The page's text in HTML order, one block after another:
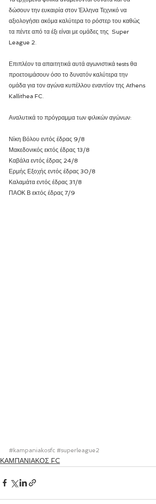
δώσουν την ευκαιρία στον Έλληνα Τεχνικό να
αξιολογήσει ακόμα καλύτερα το ρόστερ του καθώς
τα πέντε από τα έξι είναι με ομάδες της  Super
League 2.
Επιπλέον τα απαιτητικά αυτά αγωνιστικά tests θα
προετοιμάσουν όσο το δυνατόν καλύτερα την
ομάδα για τον αγώνα κυπέλλου εναντίον της Athens
Kallithea FC.
Αναλυτικά το πρόγραμμα των φιλικών αγώνων:
Νίκη Βόλου εντός έδρας 9/8
Μακεδονικός εκτός έδρας 13/8
Καβάλα εντός έδρας 24/8
Ερμής Εξοχής εντός έδρας 30/8
Καλαμάτα εντός έδρας 31/8
ΠΑΟΚ Β εκτός έδρας 7/9
#kampaniakosfc #superleague2
ΚΑΜΠΑΝΙΑΚΟΣ FC